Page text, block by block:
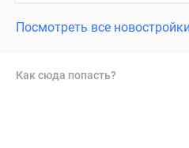
Посмотреть все
Как сюда попасть?